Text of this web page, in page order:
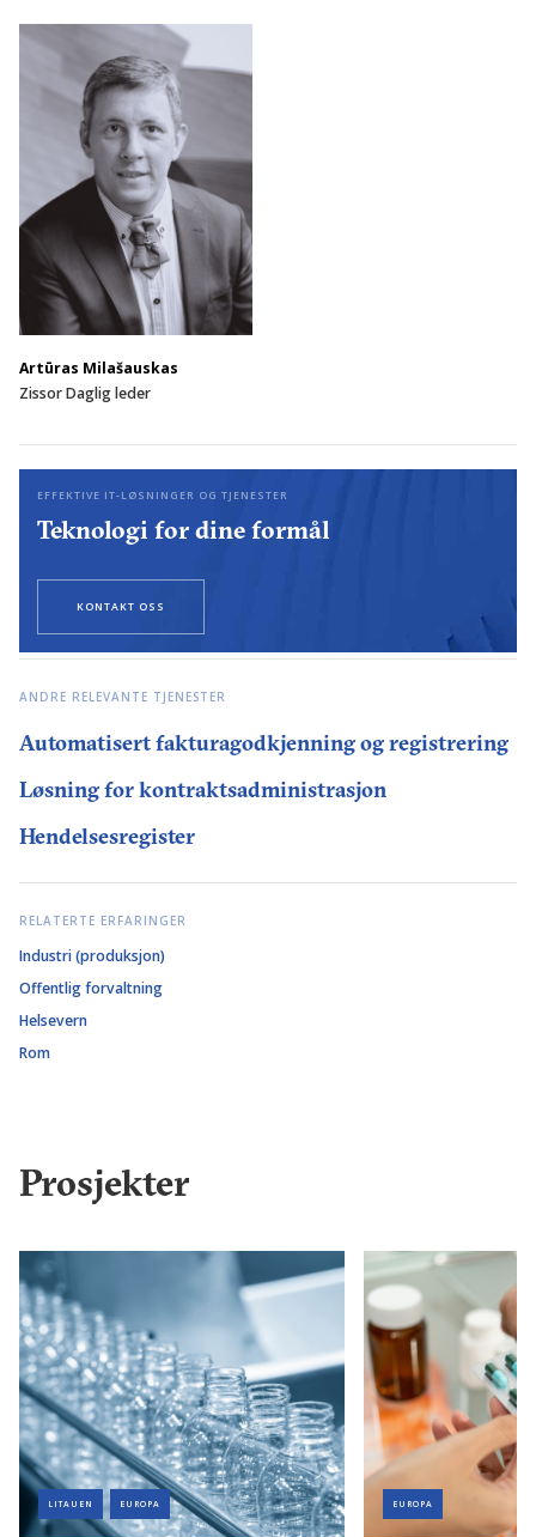
Artūras Milašauskas
Zissor Daglig leder
EFFEKTIVE IT-LØSNINGER OG TJENESTER
Teknologi for dine formål
KONTAKT OSS
ANDRE RELEVANTE TJENESTER
Automatisert fakturagodkjenning og registrering
Løsning for kontraktsadministrasjon
Hendelsesregister
RELATERTE ERFARINGER
Industri (produksjon)
Offentlig forvaltning
Helsevern
Rom
Prosjekter
LITAUEN EUROPA EUROPA